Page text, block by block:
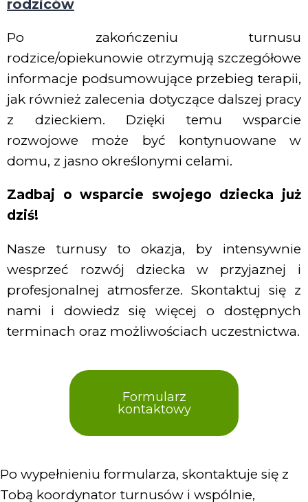
rodziców
Po zakończeniu turnusu
rodzice/opiekunowie otrzymują szczegółowe
informacje podsumowujące przebieg terapii,
jak również zalecenia dotyczące dalszej pracy
z dzieckiem. Dzięki temu wsparcie
rozwojowe może być kontynuowane w
domu, z jasno określonymi celami.
Zadbaj o wsparcie swojego dziecka już
dziś!
Nasze turnusy to okazja, by intensywnie
wesprzeć rozwój dziecka w przyjaznej i
profesjonalnej atmosferze. Skontaktuj się z
nami i dowiedz się więcej o dostępnych
terminach oraz możliwościach uczestnictwa.
Formularz
kontaktowy
Po wypełnieniu formularza, skontaktuje się z
Tobą koordynator turnusów i wspólnie,